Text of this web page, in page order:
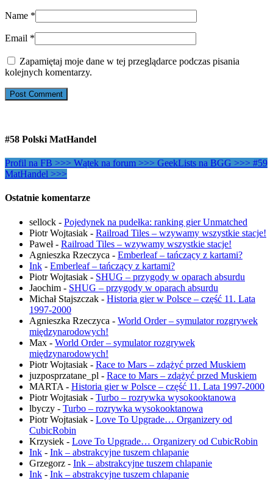
Name *
Email *
Zapamiętaj moje dane w tej przeglądarce podczas pisania
kolejnych komentarzy.
#58 Polski MatHandel
Profil na FB >>> Wątek na forum >>> GeekLists na BGG >>> #59
MatHandel >>>
Ostatnie komentarze
sellock - Pojedynek na pudełka: ranking gier Unmatched
Piotr Wojtasiak - Railroad Tiles – wzywamy wszystkie stacje!
Paweł- Railroad Tiles – wzywamy wszystkie stacje!
Agnieszka Rzeczyca - Emberleaf – tańczący z kartami?
Ink - Emberleaf – tańczący z kartami?
Piotr Wojtasiak - SHUG – przygody w oparach absurdu
Jaochim - SHUG – przygody w oparach absurdu
Michał Stajszczak - Historia gier w Polsce – część 11. Lata
1997-2000
Agnieszka Rzeczyca - World Order – symulator rozgrywek
międzynarodowych!
Max - World Order – symulator rozgrywek
międzynarodowych!
Piotr Wojtasiak - Race to Mars – zdążyć przed Muskiem
juzposprzatane_pl - Race to Mars – zdążyć przed Muskiem
MARTA - Historia gier w Polsce – część 11. Lata 1997-2000
Piotr Wojtasiak - Turbo – rozrywka wysokooktanowa
lbyczy - Turbo – rozrywka wysokooktanowa
Piotr Wojtasiak - Love To Upgrade… Organizery od
CubicRobin
Krzysiek - Love To Upgrade… Organizery od CubicRobin
Ink - Ink – abstrakcyjne tuszem chlapanie
Grzegorz - Ink – abstrakcyjne tuszem chlapanie
Ink - Ink – abstrakcyjne tuszem chlapanie